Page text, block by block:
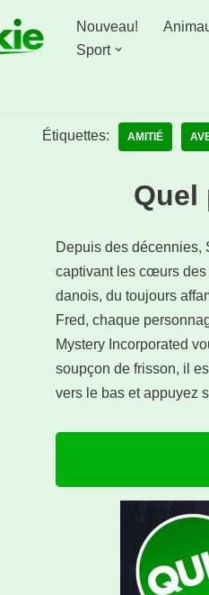
Nouveau!
Sport
Étiquettes: AMITIÉ
Quel
Depuis des décennies,
captivant les cœurs des
danois, du toujours
Fred, chaque
Mystery Incorporated
soupçon de frisson, il
vers le bas et appuyez